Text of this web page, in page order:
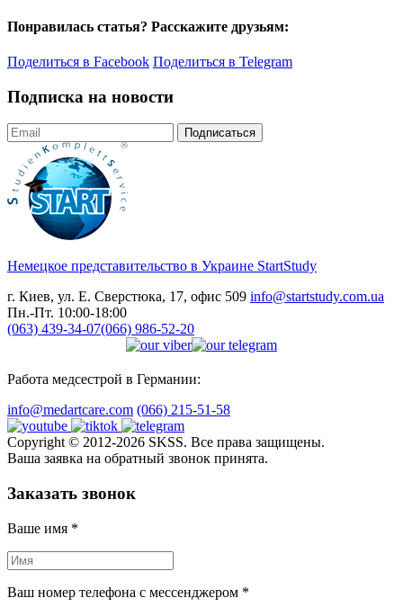
Понравилась статья? Расскажите друзьям:
Поделиться в Facebook Поделиться в Telegram
Подписка на новости
Подписаться
Немецкое представительство в Украине StartStudy
г. Киев, ул. Е. Сверстюка, 17, офис 509 info@startstudy.com.ua
Пн.-Пт. 10:00-18:00
(063) 439-34-07(066) 986-52-20
Работа медсестрой в Германии:
info@medartcare.com (066) 215-51-58
Copyright © 2012-2026 SKSS. Все права защищены.
Ваша заявка на обратный звонок принята.
Заказать звонок
Ваше имя *
Ваш номер телефона с мессенджером *